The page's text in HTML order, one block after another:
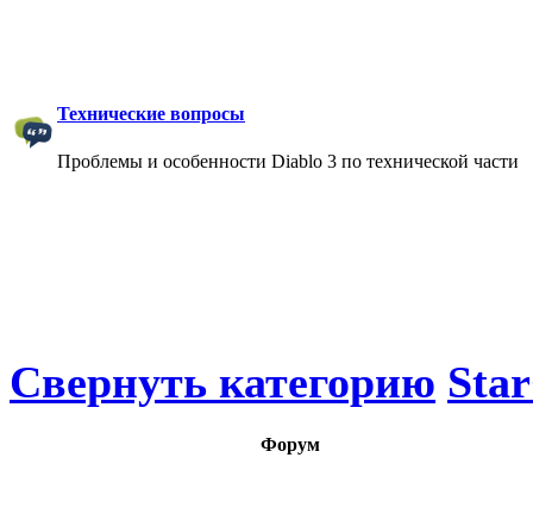
Технические вопросы
Проблемы и особенности Diablo 3 по технической части
Свернуть категорию
Форум